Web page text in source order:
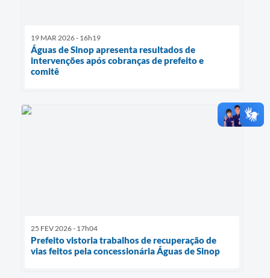
19 MAR 2026 - 16h19
Águas de Sinop apresenta resultados de
intervenções após cobranças de prefeito e
comitê
25 FEV 2026 - 17h04
Prefeito vistoria trabalhos de recuperação de
vias feitos pela concessionária Águas de Sinop